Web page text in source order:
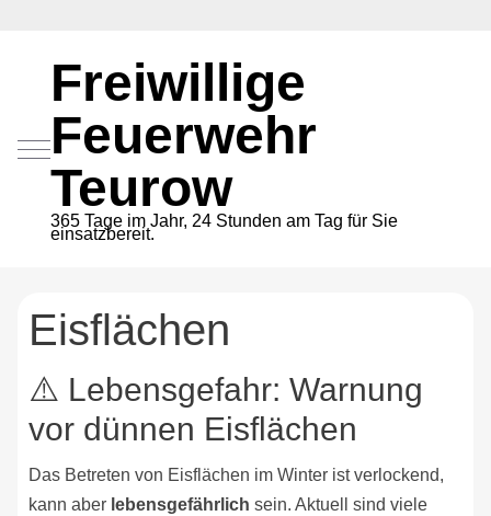
Mobile Menu Toggle
Freiwillige
Feuerwehr
Teurow
365 Tage im Jahr, 24 Stunden am Tag für Sie
einsatzbereit.
Eisflächen
⚠️ Lebensgefahr: Warnung
vor dünnen Eisflächen
Das Betreten von Eisflächen im Winter ist verlockend,
kann aber lebensgefährlich sein. Aktuell sind viele